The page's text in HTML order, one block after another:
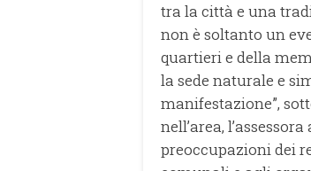
tra la città e una
non è soltanto un
quartieri e della
la sede naturale e
manifestazione”,
nell’area,
preoccupazioni dei